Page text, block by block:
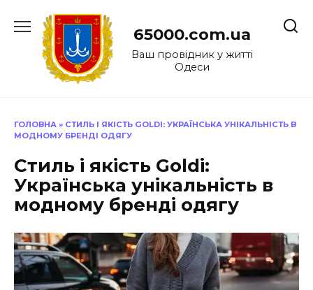
до
65000.com.ua
Ваш провідник у житті
Одеси
ГОЛОВНА » СТИЛЬ І ЯКІСТЬ GOLDI: УКРАЇНСЬКА УНІКАЛЬНІСТЬ В
МОДНОМУ БРЕНДI ОДЯГУ
Стиль і якість Goldi:
Українська унікальність в
модному брендi одягу